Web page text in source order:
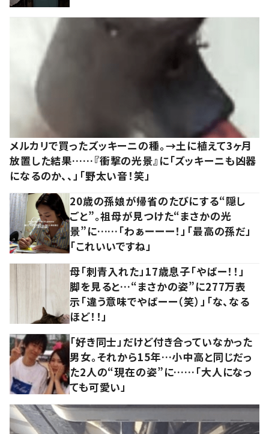
メルカリで買ったズッキーニの種。→土に植えて3ヶ月
放置した結果……『衝撃の光景』に「ズッキーニも凶器
になるのか、、」「野太い音！笑」
20歳の孫娘が帰省のたびにする“隠し
ごと”。祖母が見つけた“まさかの光
景”に……「わぁーーー！」「最高の孫だ」
「これいいですね」
母「刺青入れた」17歳息子「やばー！！」
脚を見ると…“まさかの姿”に277万表
示「違う意味でやばーー（笑）」「な、なる
ほど！！」
「好き同士」だけど付き合っていなかった
男女。それから15年…小中高と同じだっ
た2人の“現在の姿”に……「大人になっ
ても可愛い」